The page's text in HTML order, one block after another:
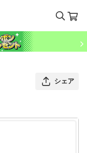
シェア